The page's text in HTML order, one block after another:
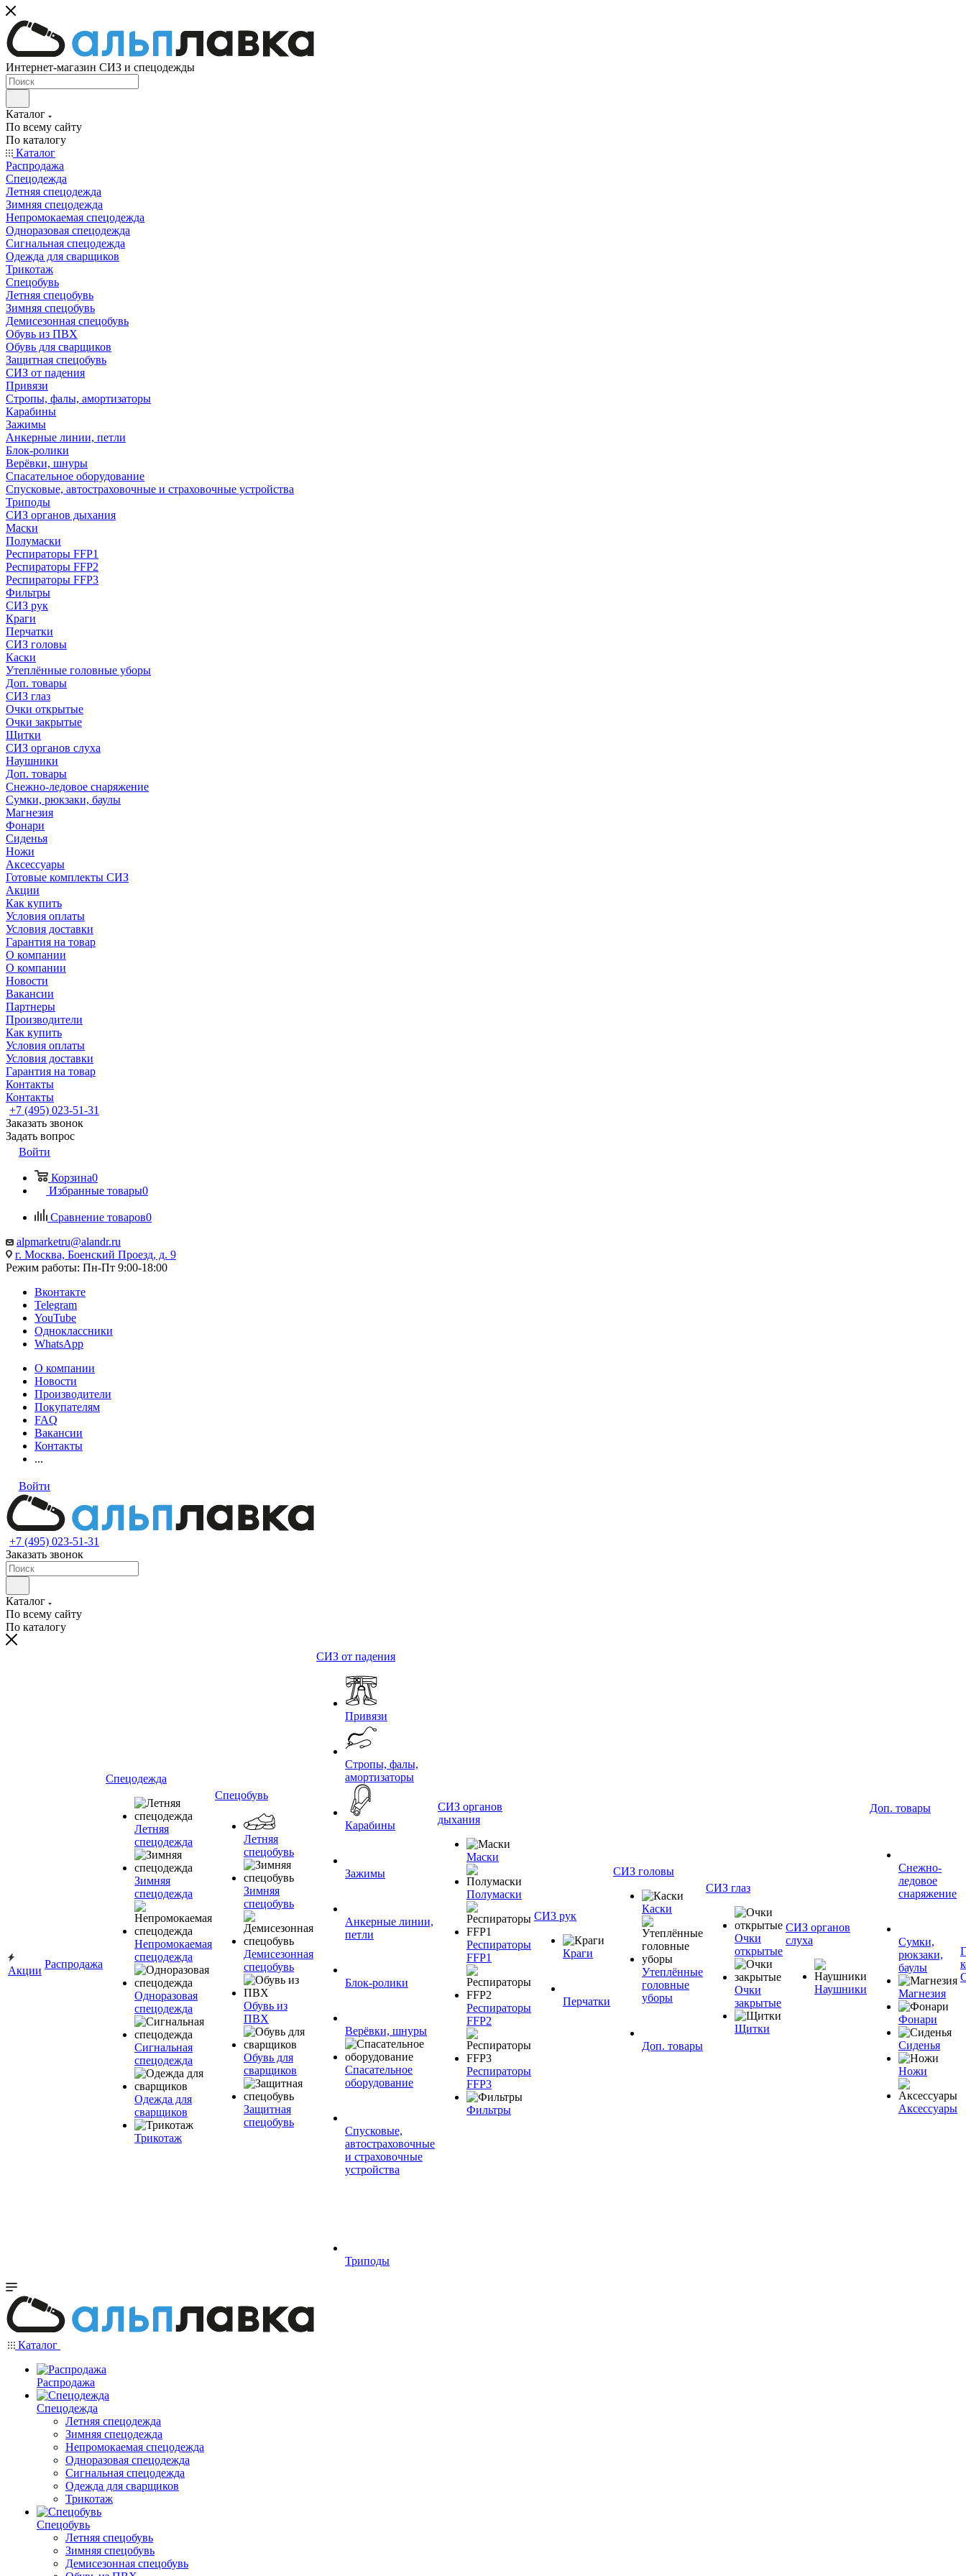
Интернет-магазин СИЗ и спецодежды
Каталог
По всему сайту
По каталогу
Каталог
Распродажа
Спецодежда
Летняя спецодежда
Зимняя спецодежда
Непромокаемая спецодежда
Одноразовая спецодежда
Сигнальная спецодежда
Одежда для сварщиков
Трикотаж
Спецобувь
Летняя спецобувь
Зимняя спецобувь
Демисезонная спецобувь
Обувь из ПВХ
Обувь для сварщиков
Защитная спецобувь
СИЗ от падения
Привязи
Стропы, фалы, амортизаторы
Карабины
Зажимы
Анкерные линии, петли
Блок-ролики
Верёвки, шнуры
Спасательное оборудование
Спусковые, автостраховочные и страховочные устройства
Триподы
СИЗ органов дыхания
Маски
Полумаски
Респираторы FFP1
Респираторы FFP2
Респираторы FFP3
Фильтры
СИЗ рук
Краги
Перчатки
СИЗ головы
Каски
Утеплённые головные уборы
Доп. товары
СИЗ глаз
Очки открытые
Очки закрытые
Щитки
СИЗ органов слуха
Наушники
Доп. товары
Снежно-ледовое снаряжение
Сумки, рюкзаки, баулы
Магнезия
Фонари
Сиденья
Ножи
Аксессуары
Готовые комплекты СИЗ
Акции
Как купить
Условия оплаты
Условия доставки
Гарантия на товар
О компании
О компании
Новости
Вакансии
Партнеры
Производители
Как купить
Условия оплаты
Условия доставки
Гарантия на товар
Контакты
Контакты
+7 (495) 023-51-31
Заказать звонок
Задать вопрос
Войти
Корзина0
Избранные товары0
Сравнение товаров0
alpmarketru@alandr.ru
г. Москва, Боенский Проезд, д. 9
Режим работы: Пн-Пт 9:00-18:00
Вконтакте
Telegram
YouTube
Одноклассники
WhatsApp
О компании
Новости
Производители
Покупателям
FAQ
Вакансии
Контакты
...
Войти
+7 (495) 023-51-31
Заказать звонок
Каталог
По всему сайту
По каталогу
Акции
Распродажа
Спецодежда
Летняя
спецодежда
Зимняя
спецодежда
Непромокаемая
спецодежда
Одноразовая
спецодежда
Сигнальная
спецодежда
Одежда для
сварщиков
Трикотаж
Спецобувь
Летняя
спецобувь
Зимняя
спецобувь
Демисезонная
спецобувь
Обувь из
ПВХ
Обувь для
сварщиков
Защитная
спецобувь
СИЗ от падения
Привязи
Стропы, фалы,
амортизаторы
Карабины
Зажимы
Анкерные линии,
петли
Блок-ролики
Верёвки, шнуры
Спасательное
оборудование
Спусковые,
автостраховочные
и страховочные
устройства
Триподы
СИЗ органов
дыхания
Маски
Полумаски
Респираторы
FFP1
Респираторы
FFP2
Респираторы
FFP3
Фильтры
СИЗ рук
Краги
Перчатки
СИЗ головы
Каски
Утеплённые
головные
уборы
Доп. товары
СИЗ глаз
Очки
открытые
Очки
закрытые
Щитки
СИЗ органов
слуха
Наушники
Доп. товары
Снежно-
ледовое
снаряжение
Сумки,
рюкзаки,
баулы
Магнезия
Фонари
Сиденья
Ножи
Аксессуары
Каталог
Распродажа
Спецодежда
Летняя спецодежда
Зимняя спецодежда
Непромокаемая спецодежда
Одноразовая спецодежда
Сигнальная спецодежда
Одежда для сварщиков
Трикотаж
Спецобувь
Летняя спецобувь
Зимняя спецобувь
Демисезонная спецобувь